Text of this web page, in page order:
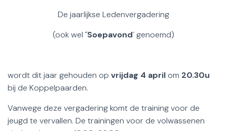
De jaarlijkse Ledenvergadering
(ook wel ´Soepavond´ genoemd)
wordt dit jaar gehouden op vrijdag 4 april om 20.30u
bij de Koppelpaarden.
Vanwege deze vergadering komt de training voor de
jeugd te vervallen. De trainingen voor de volwassenen